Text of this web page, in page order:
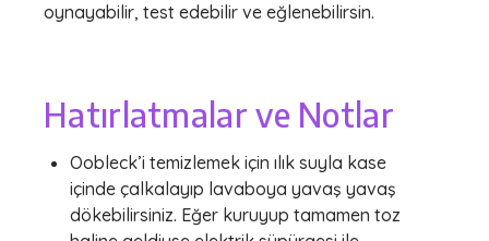
oynayabilir, test edebilir ve eğlenebilirsin.
Hatırlatmalar ve Notlar
Oobleck’i temizlemek için ılık suyla kase
içinde çalkalayıp lavaboya yavaş yavaş
dökebilirsiniz. Eğer kuruyup tamamen toz